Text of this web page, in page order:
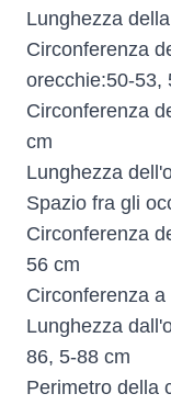
Lunghezza
Circonferenza
orecchie:50-53,
Circonferenza
cm
Lunghezza
Spazio fra gli
Circonferenza
56 cm
Circonferenza
Lunghezza
86, 5-88 cm
Perimetro della